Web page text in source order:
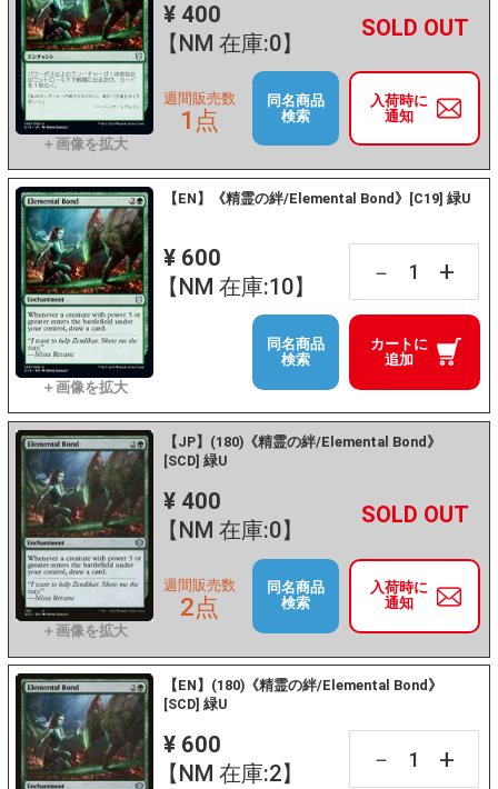
¥ 400
【NM 在庫:0】
－ +
入荷時に
通知
週間販売数
1点
同名商品
検索
【EN】《精霊の絆/Elemental Bond》[C19] 緑U
¥ 600
【NM 在庫:10】
－ +
カートに
追加
同名商品
検索
【JP】(180)《精霊の絆/Elemental Bond》
[SCD] 緑U
¥ 400
【NM 在庫:0】
－ +
入荷時に
通知
週間販売数
2点
同名商品
検索
【EN】(180)《精霊の絆/Elemental Bond》
[SCD] 緑U
¥ 600
【NM 在庫:2】
－ +